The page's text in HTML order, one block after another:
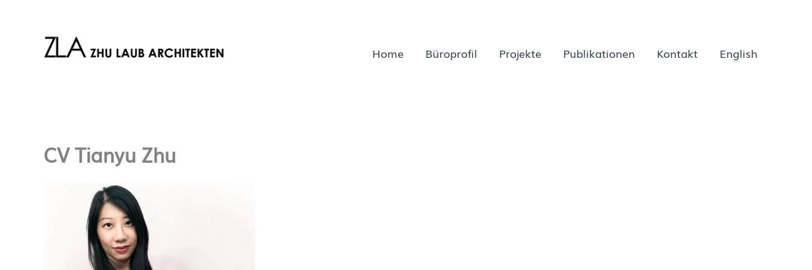
Home Büroprofil Projekte Publikationen Kontakt English
CV Tianyu Zhu